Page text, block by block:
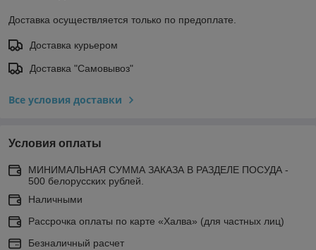
Доставка осуществляется только по предоплате.
Доставка курьером
Доставка "Самовывоз"
Все условия доставки
Условия оплаты
МИНИМАЛЬНАЯ СУММА ЗАКАЗА В РАЗДЕЛЕ ПОСУДА -
500 белорусских рублей.
Наличными
Рассрочка оплаты по карте «Халва» (для частных лиц)
Безналичный расчет